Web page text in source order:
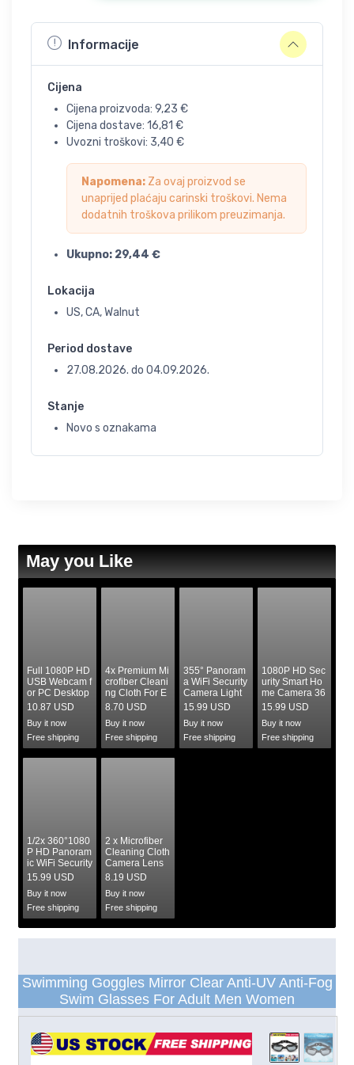
Informacije
Cijena
Cijena proizvoda: 9,23 €
Cijena dostave: 16,81 €
Uvozni troškovi: 3,40 €
Napomena: Za ovaj proizvod se
unaprijed plaćaju carinski troškovi. Nema
dodatnih troškova prilikom preuzimanja.
Ukupno: 29,44 €
Lokacija
US, CA, Walnut
Period dostave
27.08.2026. do 04.09.2026.
Stanje
Novo s oznakama